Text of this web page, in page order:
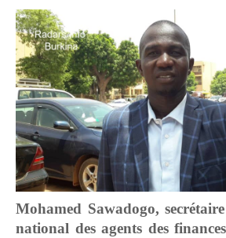
Mohamed Sawadogo,
national des agents des